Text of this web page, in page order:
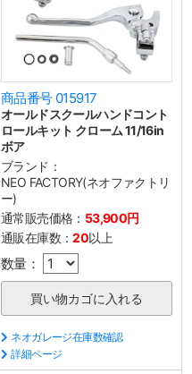
商品番号 015917
オールドスクールハンドコント
ロールキット クローム 11/16in
ボア
ブランド：
NEO FACTORY(ネオファクトリ
ー)
通常販売価格： 53,900円
通販在庫数：20以上
数量：
ネオガレージ在庫数確認
詳細ページ